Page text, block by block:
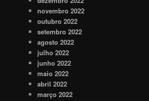
novembro 2022
outubro 2022
setembro 2022
agosto 2022
julho 2022
junho 2022
maio 2022
abril 2022
março 2022